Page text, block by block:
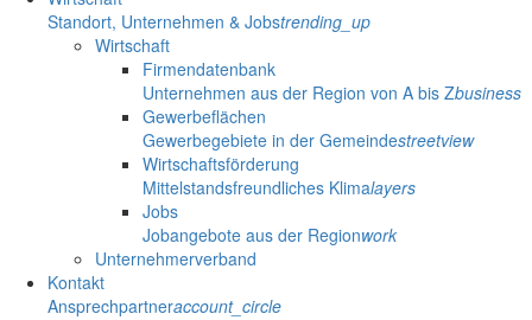
Standort, Unternehmen & Jobstrending_up
Wirtschaft
Firmendatenbank
Unternehmen aus der Region von A bis Zbusiness
Gewerbeflächen
Gewerbegebiete in der Gemeindestreetview
Wirtschaftsförderung
Mittelstandsfreundliches Klimalayers
Jobs
Jobangebote aus der Regionwork
Unternehmerverband
Kontakt
Ansprechpartneraccount_circle